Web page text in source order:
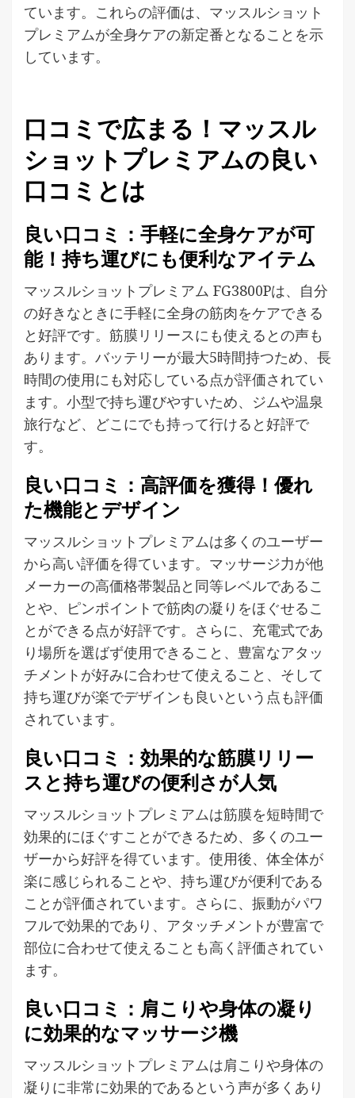
ています。これらの評価は、マッスルショット
プレミアムが全身ケアの新定番となることを示
しています。
口コミで広まる！マッスル
ショットプレミアムの良い
口コミとは
良い口コミ：手軽に全身ケアが可
能！持ち運びにも便利なアイテム
マッスルショットプレミアム FG3800Pは、自分
の好きなときに手軽に全身の筋肉をケアできる
と好評です。筋膜リリースにも使えるとの声も
あります。バッテリーが最大5時間持つため、長
時間の使用にも対応している点が評価されてい
ます。小型で持ち運びやすいため、ジムや温泉
旅行など、どこにでも持って行けると好評で
す。
良い口コミ：高評価を獲得！優れ
た機能とデザイン
マッスルショットプレミアムは多くのユーザー
から高い評価を得ています。マッサージ力が他
メーカーの高価格帯製品と同等レベルであるこ
とや、ピンポイントで筋肉の凝りをほぐせるこ
とができる点が好評です。さらに、充電式であ
り場所を選ばず使用できること、豊富なアタッ
チメントが好みに合わせて使えること、そして
持ち運びが楽でデザインも良いという点も評価
されています。
良い口コミ：効果的な筋膜リリー
スと持ち運びの便利さが人気
マッスルショットプレミアムは筋膜を短時間で
効果的にほぐすことができるため、多くのユー
ザーから好評を得ています。使用後、体全体が
楽に感じられることや、持ち運びが便利である
ことが評価されています。さらに、振動がパワ
フルで効果的であり、アタッチメントが豊富で
部位に合わせて使えることも高く評価されてい
ます。
良い口コミ：肩こりや身体の凝り
に効果的なマッサージ機
マッスルショットプレミアムは肩こりや身体の
凝りに非常に効果的であるという声が多くあり